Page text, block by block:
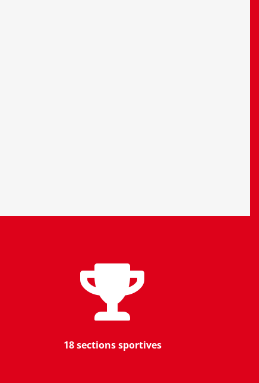

18 sections sportives